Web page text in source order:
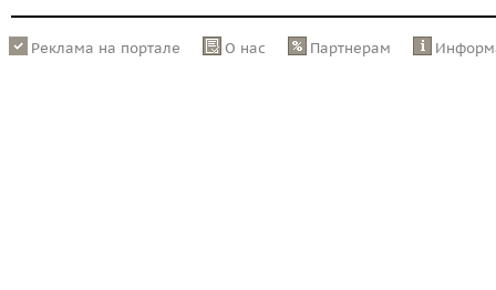
Реклама на портале О нас Партнерам